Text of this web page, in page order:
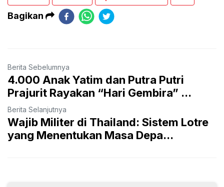
Bagikan
Berita Sebelumnya
4.000 Anak Yatim dan Putra Putri
Prajurit Rayakan “Hari Gembira” ...
Berita Selanjutnya
Wajib Militer di Thailand: Sistem Lotre
yang Menentukan Masa Depa...